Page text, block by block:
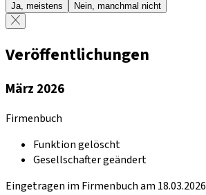
Ja, meistens Nein, manchmal nicht
Veröffentlichungen
März 2026
Firmenbuch
Funktion gelöscht
Gesellschafter geändert
Eingetragen im Firmenbuch am 18.03.2026